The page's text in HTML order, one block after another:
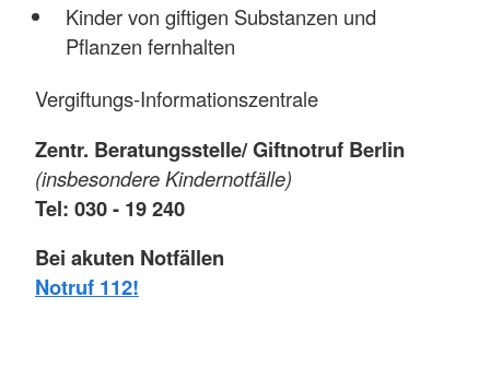
Kinder von giftigen Substanzen und
Pflanzen fernhalten
Vergiftungs-Informationszentrale
Zentr. Beratungsstelle/ Giftnotruf Berlin
(insbesondere Kindernotfälle)
Tel: 030 - 19 240
Bei akuten Notfällen
Notruf 112!